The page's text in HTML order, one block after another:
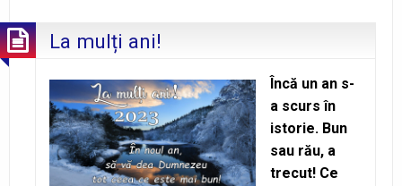
La mulți ani!
Încă un an s-
a scurs în
istorie. Bun
sau rău, a
trecut! Ce